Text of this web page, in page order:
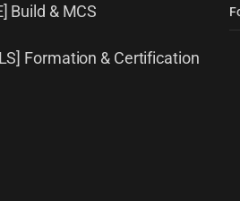
Build & MCS
Formation & Certification